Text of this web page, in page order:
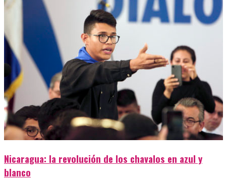
Nicaragua: la revolución de los chavalos en azul y
blanco